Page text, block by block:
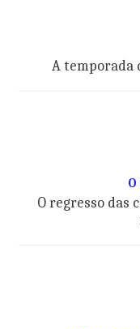
A temporada
O regresso das